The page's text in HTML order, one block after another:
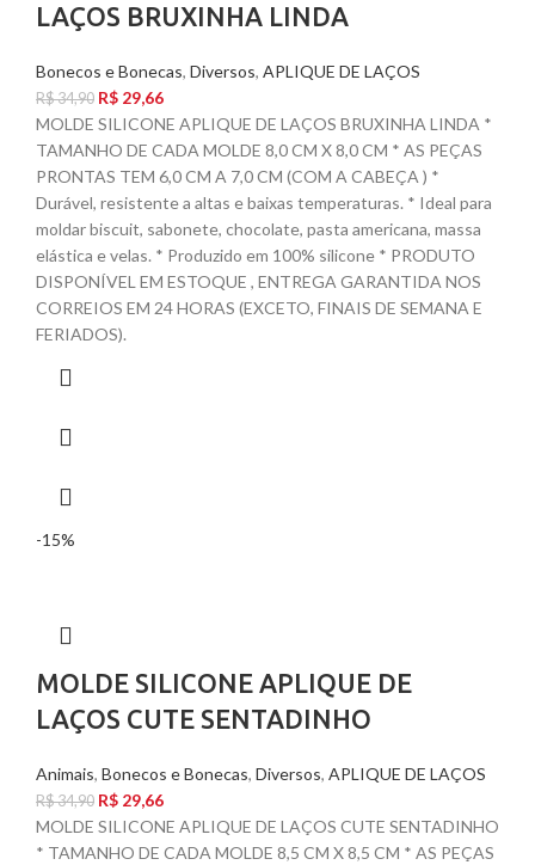
LAÇOS BRUXINHA LINDA
Bonecos e Bonecas, Diversos, APLIQUE DE LAÇOS
R$34,90 R$ 29,66
MOLDE SILICONE APLIQUE DE LAÇOS BRUXINHA LINDA *
TAMANHO DE CADA MOLDE 8,0 CM X 8,0 CM * AS PEÇAS
PRONTAS TEM 6,0 CM A 7,0 CM (COM A CABEÇA ) *
Durável, resistente a altas e baixas temperaturas. * Ideal para
moldar biscuit, sabonete, chocolate, pasta americana, massa
elástica e velas. * Produzido em 100% silicone * PRODUTO
DISPONÍVEL EM ESTOQUE , ENTREGA GARANTIDA NOS
CORREIOS EM 24 HORAS (EXCETO, FINAIS DE SEMANA E
FERIADOS).
-15%
MOLDE SILICONE APLIQUE DE
LAÇOS CUTE SENTADINHO
Animais, Bonecos e Bonecas, Diversos, APLIQUE DE LAÇOS
R$34,90 R$ 29,66
MOLDE SILICONE APLIQUE DE LAÇOS CUTE SENTADINHO
* TAMANHO DE CADA MOLDE 8,5 CM X 8,5 CM * AS PEÇAS